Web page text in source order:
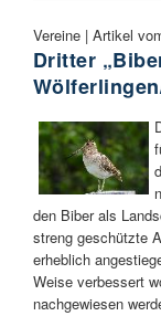
Vereine | Artikel
Dritter
den Biber als
streng geschützte
erheblich
Weise verbessert
nachgewiesen